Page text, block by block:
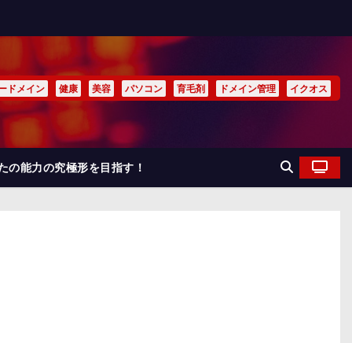
ドメイン 健康 美容 パソコン 育毛剤 ドメイン管理 イクオス
の能力の究極形を目指す！